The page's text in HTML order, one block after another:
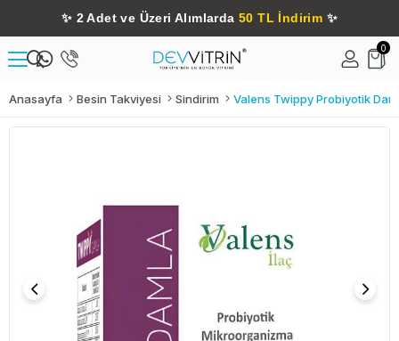
✨ 2 Adet ve Üzeri Alımlarda 50 TL İndirim ✨
0
Anasayfa Besin Takviyesi Sindirim Valens Twippy Probiyotik